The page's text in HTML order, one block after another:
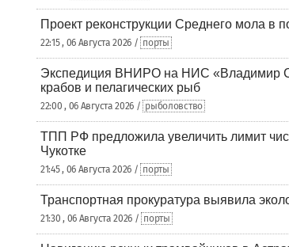
Проект реконструкции Среднего мола в
22:15 , 06 Августа 2026 / порты
Экспедиция ВНИРО на НИС «Владимир
крабов и пелагических рыб
22:00 , 06 Августа 2026 / рыболовство
ТПП РФ предложила увеличить лимит
Чукотке
21:45 , 06 Августа 2026 / порты
Транспортная прокуратура выявила
21:30 , 06 Августа 2026 / порты